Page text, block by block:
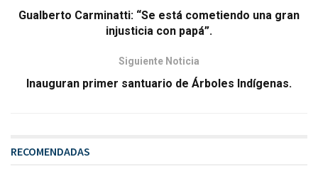
Gualberto Carminatti: “Se está cometiendo una gran
injusticia con papá”.
Siguiente Noticia
Inauguran primer santuario de Árboles Indígenas.
RECOMENDADAS